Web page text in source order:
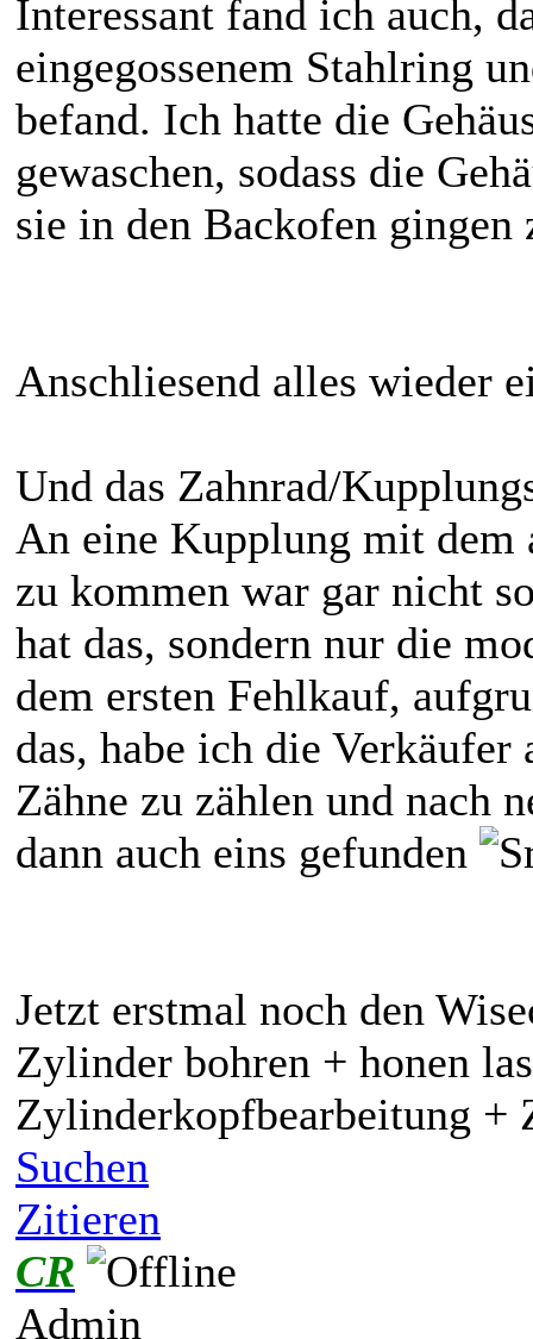
Interessant fand ich auch,
eingegossenem Stahlring
befand. Ich hatte die
gewaschen, sodass die
sie in den Backofen gingen
Anschliesend alles wieder
Und das Zahnrad/
An eine Kupplung mit dem
zu kommen war gar nicht
hat das, sondern nur die
dem ersten Fehlkauf,
das, habe ich die
Zähne zu zählen und nach
dann auch eins gefunden
Jetzt erstmal noch den
Zylinder bohren + honen
Zylinderkopfbearbeitung +
Suchen
Zitieren
CR
Admin